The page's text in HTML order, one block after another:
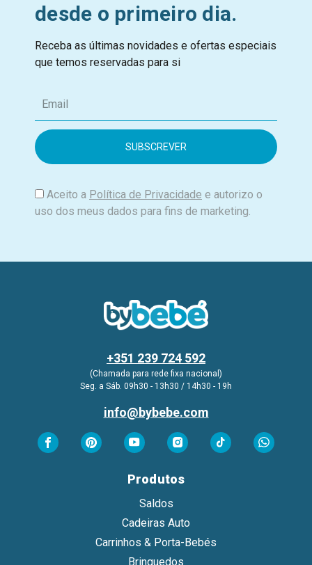
desde o primeiro dia.
Receba as últimas novidades e ofertas especiais
que temos reservadas para si
m
i
Aceito a Política de Privacidade e autorizo o
uso dos meus dados para fins de marketing.
+351 239 724 592
(Chamada para rede fixa nacional)
Seg. a Sáb. 09h30 - 13h30 / 14h30 - 19h
info@bybebe.com
Produtos
Saldos
Cadeiras Auto
Carrinhos & Porta-Bebés
Brinquedos